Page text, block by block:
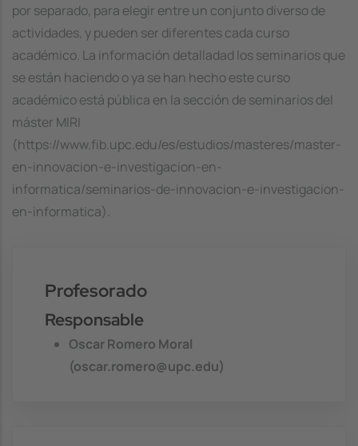
por separado, para elegir entre un conjunto diverso de
actividades, y pueden ser diferentes cada curso
académico. La información detalladad los seminarios que
se están haciendo o ya se han hecho este curso
académico está pública en la sección de seminarios del
máster MIRI
(https://www.fib.upc.edu/es/estudios/masteres/master-
en-innovacion-e-investigacion-en-
informatica/seminarios-de-innovacion-e-investigacion-
en-informatica).
Profesorado
Responsable
Oscar Romero Moral
(oscar.romero@upc.edu)